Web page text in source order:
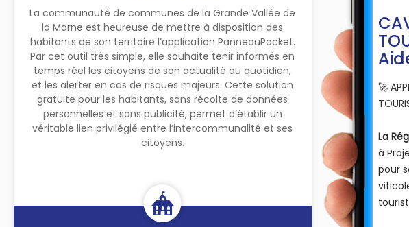
La communauté de communes de la Grande Vallée de
la Marne est heureuse de mettre à disposition des
habitants de son territoire l’application PanneauPocket.
Par cet outil très simple, elle souhaite tenir informés en
temps réel les citoyens de son actualité au quotidien,
et les alerter en cas de risques majeurs. Cette solution
gratuite pour les habitants, sans récolte de données
personnelles et sans publicité, permet d’établir un
véritable lien privilégié entre l’intercommunalité et ses
citoyens.
🚀
La
à
pour